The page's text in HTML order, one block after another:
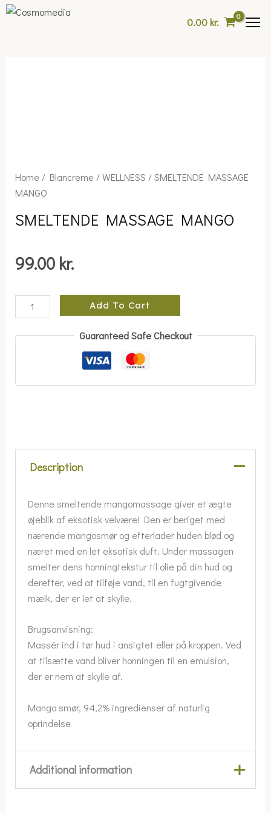
Skip
0.00kr.
Home/ Blancreme/WELLNESS / SMELTENDE MASSAGE
MANGO
SMELTENDE MASSAGE MANGO
99.00 kr.
SMELTENDE
MASSAGE
quantity
Add To Cart
Guaranteed Safe Checkout
Description
Denne smeltende mangomassage giver et ægte
øjeblik af eksotisk velvære! Den er beriget med
nærende mangosmør og efterlader huden blød og
næret med en let eksotisk duft. Under massagen
smelter dens honningtekstur til olie på din hud og
derefter, ved at tilføje vand, til en fugtgivende
mælk, der er let at skylle.
Brugsanvisning:
Massér ind i tør hud i ansigtet eller på kroppen. Ved
at tilsætte vand bliver honningen til en emulsion,
der er nem at skylle af.
Mango smør, 94,2% ingredienser af naturlig
oprindelse
Additional information